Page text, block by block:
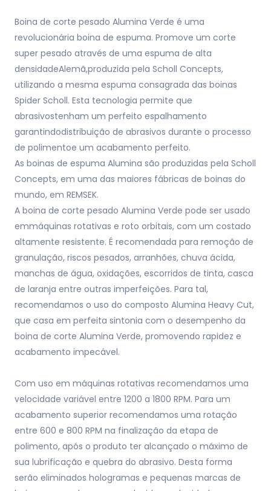
Boina de corte pesado Alumina Verde é uma
revolucionária boina de espuma. Promove um corte
super pesado através de uma espuma de alta
densidadeAlemã,produzida pela Scholl Concepts,
utilizando a mesma espuma consagrada das boinas
Spider Scholl. Esta tecnologia permite que
abrasivostenham um perfeito espalhamento
garantindodistribuição de abrasivos durante o processo
de polimentoe um acabamento perfeito.
As boinas de espuma Alumina são produzidas pela Scholl
Concepts, em uma das maiores fábricas de boinas do
mundo, em REMSEK.
A boina de corte pesado Alumina Verde pode ser usado
emmáquinas rotativas e roto orbitais, com um costado
altamente resistente. É recomendada para remoção de
granulação, riscos pesados, arranhões, chuva ácida,
manchas de água, oxidações, escorridos de tinta, casca
de laranja entre outras imperfeições. Para tal,
recomendamos o uso do composto Alumina Heavy Cut,
que casa em perfeita sintonia com o desempenho da
boina de corte Alumina Verde, promovendo rapidez e
acabamento impecável.
Com uso em máquinas rotativas recomendamos uma
velocidade variável entre 1200 a 1800 RPM. Para um
acabamento superior recomendamos uma rotação
entre 600 e 800 RPM na finalização da etapa de
polimento, após o produto ter alcançado o máximo de
sua lubrificação e quebra do abrasivo. Desta forma
serão eliminados hologramas e pequenas marcas de